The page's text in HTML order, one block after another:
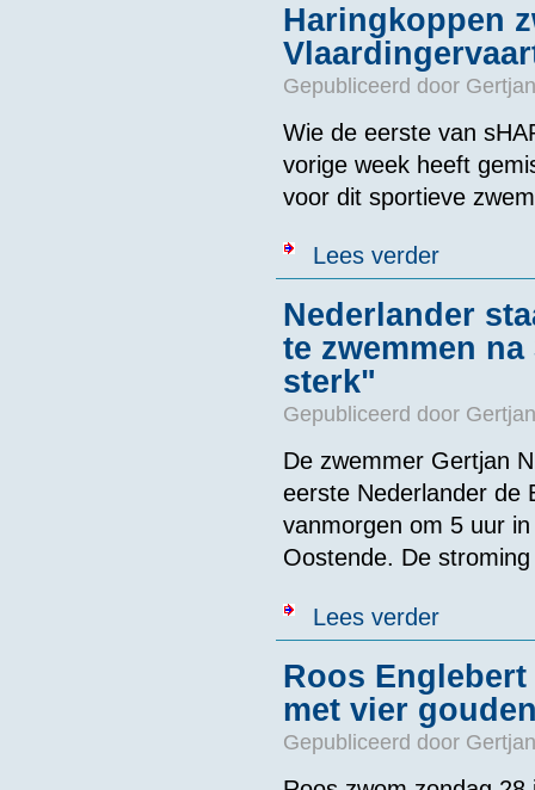
Haringkoppen
Gepubliceerd door
Wie de eerste van
vorige week heeft
voor dit sportieve
Lees verderover
Nederlander
te zwemmen
sterk"
Gepubliceerd door
De zwemmer Gertjan
eerste Nederlander de
vanmorgen om 5 uur
Oostende. De
Lees verderover
Roos
met vier
Gepubliceerd door